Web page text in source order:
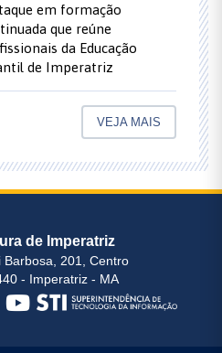
em formação
que reúne
da Educação
de Imperatriz
VEJA MAIS
de Imperatriz
Barbosa, 201, Centro
- Imperatriz - MA